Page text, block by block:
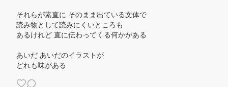
それらが素直に そのまま出ている文体で
読み物として読みにくいところも
あるけれど 直に伝わってくる何かがある
あいだ あいだのイラストが
どれも味がある